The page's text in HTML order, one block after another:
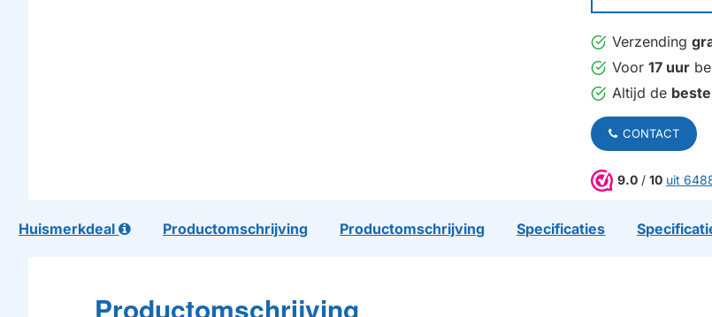
Verzending
Voor 17 uur
Altijd de beste
CONTACT
9.0 / 10 uit
Huismerkdeal Productomschrijving Productomschrijving Specificaties
Productomschrijving